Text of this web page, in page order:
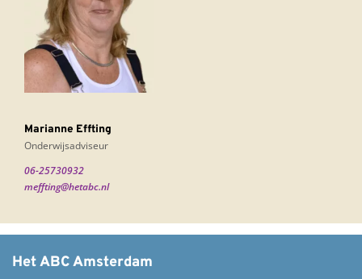
Marianne Effting
Onderwijsadviseur
06-25730932
meffting@hetabc.nl
Het ABC Amsterdam